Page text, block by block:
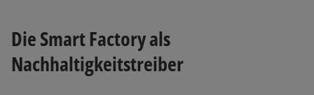
Die Smart Factory als
Nachhaltigkeitstreiber